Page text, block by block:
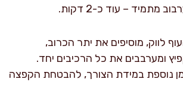
מתמיד – עוד כ-2 דקות.
לווק, מוסיפים את יתר הכרוב,
ומערבבים את כל הרכיבים יחד.
נוספת במידת הצורך, להבטחת הקפצה